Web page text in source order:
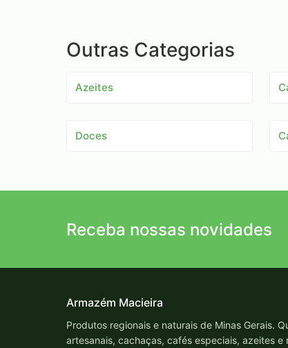
Outras Categorias
Azeites
Doces
Receba nossas novidades
Armazém Macieira
Produtos regionais e naturais de Minas Gerais.
artesanais, cachaças, cafés especiais, azeites e